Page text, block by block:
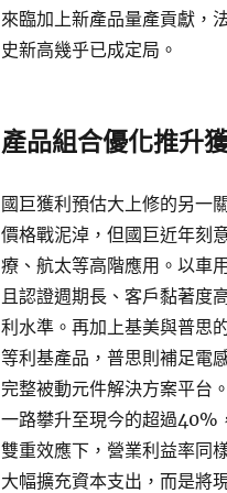
來臨加上新產品量產貢獻，
史新高幾乎已成定局。
產品組合優化推升
國巨獲利預估大上修的另一
價格戰泥淖，但國巨近年刻
療、航太等高階應用。以車
且認證週期長、客戶黏著度
利水準。再加上基美與普
等利基產品，普思則補足
完整被動元件解決方案平台
一路攀升至現今的超過40%
雙重效應下，營業利益率同
大幅擴充資本支出，而是將